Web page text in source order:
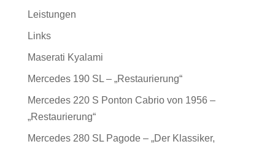
Leistungen
Links
Maserati Kyalami
Mercedes 190 SL – „Restaurierung“
Mercedes 220 S Ponton Cabrio von 1956 –
„Restaurierung“
Mercedes 280 SL Pagode – „Der Klassiker,